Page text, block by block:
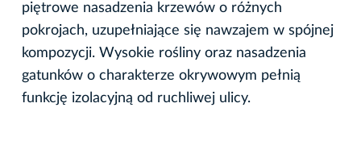
piętrowe nasadzenia krzewów o różnych
pokrojach, uzupełniające się nawzajem w spójnej
kompozycji. Wysokie rośliny oraz nasadzenia
gatunków o charakterze okrywowym pełnią
funkcję izolacyjną od ruchliwej ulicy.